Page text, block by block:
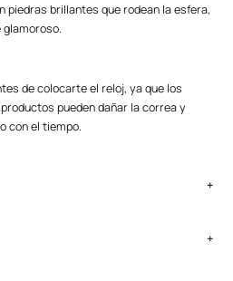
piedras brillantes que rodean la esfera,
glamoroso.
de colocarte el reloj, ya que los
pueden dañar la correa y
con el tiempo.